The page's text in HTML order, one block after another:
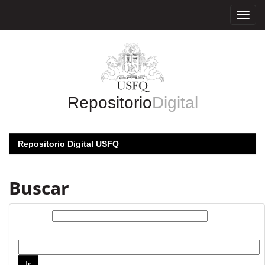
RepositorioDigital
Repositorio Digital USFQ
Buscar